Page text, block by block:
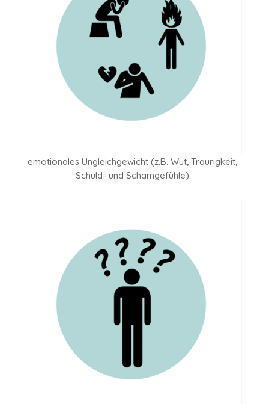
emotionales Ungleichgewicht (z.B. Wut, Traurigkeit,
Schuld- und Schamgefühle)